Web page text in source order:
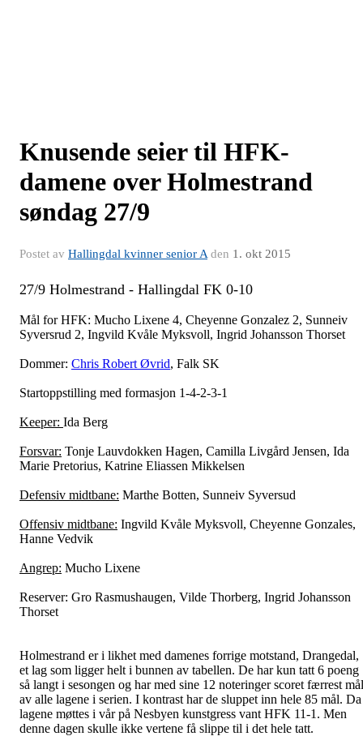
Knusende seier til HFK-
damene over Holmestrand
søndag 27/9
Postet av Hallingdal kvinner senior A den 1. okt 2015
27/9 Holmestrand - Hallingdal FK 0-10
Mål for HFK: Mucho Lixene 4, Cheyenne Gonzalez 2, Sunneiv
Syversrud 2, Ingvild Kvåle Myksvoll, Ingrid Johansson Thorset
Dommer: Chris Robert Øvrid, Falk SK
Startoppstilling med formasjon 1-4-2-3-1
Keeper: Ida Berg
Forsvar: Tonje Lauvdokken Hagen, Camilla Livgård Jensen, Ida
Marie Pretorius, Katrine Eliassen Mikkelsen
Defensiv midtbane: Marthe Botten, Sunneiv Syversud
Offensiv midtbane: Ingvild Kvåle Myksvoll, Cheyenne Gonzales,
Hanne Vedvik
Angrep: Mucho Lixene
Reserver: Gro Rasmushaugen, Vilde Thorberg, Ingrid Johansson
Thorset
Holmestrand er i likhet med damenes forrige motstand, Drangedal,
et lag som ligger helt i bunnen av tabellen. De har kun tatt 6 poeng
så langt i sesongen og har med sine 12 noteringer scoret færrest mål
av alle lagene i serien. I kontrast har de sluppet inn hele 85 mål. Da
lagene møttes i vår på Nesbyen kunstgress vant HFK 11-1. Men
denne dagen skulle ikke vertene få slippe til i det hele tatt.